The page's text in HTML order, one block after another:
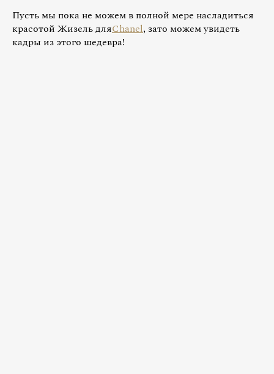
Пусть мы пока не можем в полной мере насладиться
красотой Жизель дляChanel, зато можем увидеть
кадры из этого шедевра!